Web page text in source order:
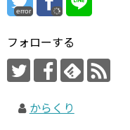
error
フォローする
からくり